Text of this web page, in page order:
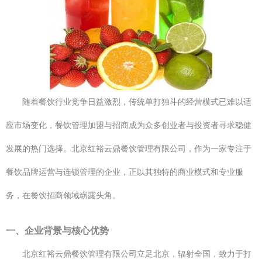
随着餐饮行业竞争日益激烈，传统单打独斗的经营模式已难以适
应市场变化，餐饮管理加盟与招商成为众多创业者与投资者寻求稳健
发展的热门选择。北京红裕云鼎餐饮管理有限公司，作为一家专注于
餐饮品牌运营与连锁管理的企业，正以其独特的商业模式和专业服
务，在餐饮招商领域崭露头角。
一、企业背景与核心优势
北京红裕云鼎餐饮管理有限公司立足北京，辐射全国，致力于打